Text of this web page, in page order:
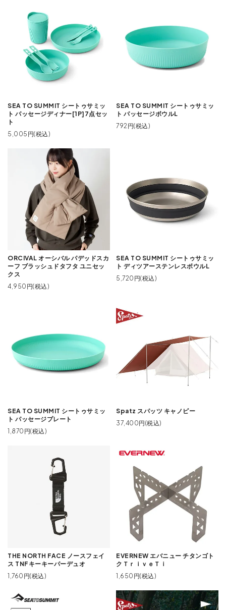
SEA TO SUMMIT シートゥサミッ
ト パッセージディナー[1P]7点セッ
ト
5,005円(税込)
SEA TO SUMMIT シートゥサミッ
ト パッセージボウルL
792円(税込)
ORCIVAL オーシバル パデッドスカ
ーフ ブラッシュドタフタ ユニセッ
クス
4,950円(税込)
SEA TO SUMMIT シートゥサミッ
ト ディツアーステンレスボウルL
5,720円(税込)
SEA TO SUMMIT シートゥサミッ
ト パッセージプレート
1,870円(税込)
Spatz スパッツ キャノピー
37,400円(税込)
THE NORTH FACE ノースフェイ
ス TNFキーキーパーデュオ
1,760円(税込)
EVERNEW エバニュー チタンゴト
クＴｒｉｖｅＴｉ
1,650円(税込)